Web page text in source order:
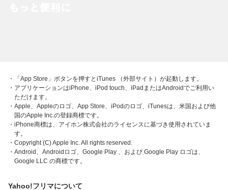
・「App Store」ボタンを押すとiTunes （外部サイト）が起動します。
・アプリケーションはiPhone、iPod touch、iPadまたはAndroidでご利用い
ただけます。
・Apple、Appleのロゴ、App Store、iPodのロゴ、iTunesは、米国および他
国のApple Inc.の登録商標です。
・iPhone商標は、アイホン株式会社のライセンスに基づき使用されていま
す。
・Copyright (C) Apple Inc. All rights reserved.
・Android、Androidロゴ、Google Play 、および Google Play ロゴは、
Google LLC の商標です。
Yahoo!フリマについて